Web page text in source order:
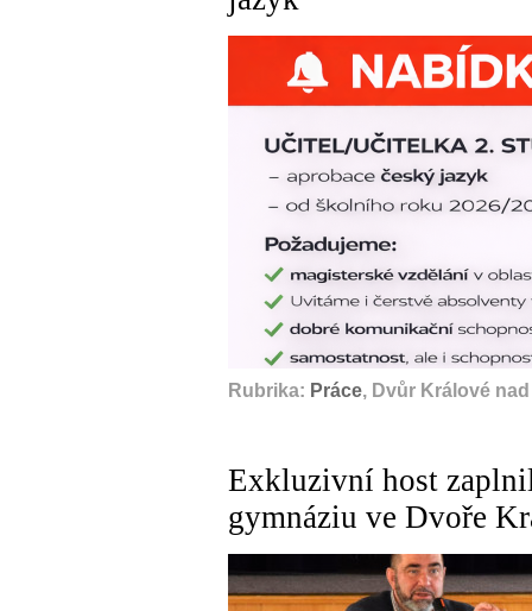
Rubrika: Práce, Dvůr Králové
Exkluzivní host
gymnáziu ve Dvoře